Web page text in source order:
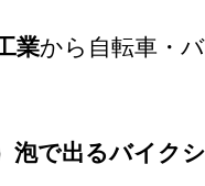
業から自転車・
泡で出るバイク